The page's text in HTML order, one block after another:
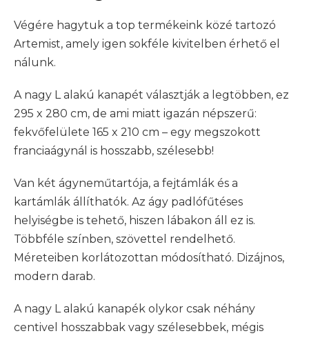
Végére hagytuk a top termékeink közé tartozó
Artemist, amely igen sokféle kivitelben érhető el
nálunk.
A nagy L alakú kanapét választják a legtöbben, ez
295 x 280 cm, de ami miatt igazán népszerű:
fekvőfelülete 165 x 210 cm – egy megszokott
franciaágynál is hosszabb, szélesebb!
Van két ágyneműtartója, a fejtámlák és a
kartámlák állíthatók. Az ágy padlófűtéses
helyiségbe is tehető, hiszen lábakon áll ez is.
Többféle színben, szövettel rendelhető.
Méreteiben korlátozottan módosítható. Dizájnos,
modern darab.
A nagy L alakú kanapék olykor csak néhány
centivel hosszabbak vagy szélesebbek, mégis